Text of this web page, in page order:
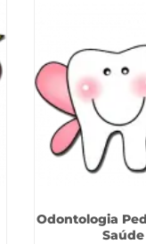
Odontologia
Saúde